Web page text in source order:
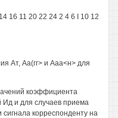
16 11 20 22 24 2 4 6 I 10 12
Ат, Аа(гг> и Ааа<н> для
коэффициента
Ид и для случаев приема
корреспонденту на